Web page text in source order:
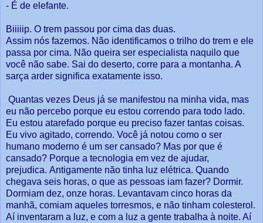
- É de elefante.
Biiiiip. O trem passou por cima das duas.
Assim nós fazemos. Não identificamos o trilho do trem e ele
passa por cima. Não queira ser especialista naquilo que
você não sabe. Sai do deserto, corre para a montanha. A
sarça arder significa exatamente isso.
Quantas vezes Deus já se manifestou na minha vida, mas
eu não percebo porque eu estou correndo para todo lado.
Eu estou atarefado porque eu preciso fazer tantas coisas.
Eu vivo agitado, correndo. Você já notou como o ser
humano moderno é um ser cansado? Mas por que é
cansado? Porque a tecnologia em vez de ajudar,
prejudica. Antigamente não tinha luz elétrica. Quando
chegava seis horas, o que as pessoas iam fazer? Dormir.
Dormiam dez, onze horas. Levantavam cinco horas da
manhã, comiam aqueles torresmos, e não tinham colesterol.
Aí inventaram a luz, e com a luz a gente trabalha à noite. Aí